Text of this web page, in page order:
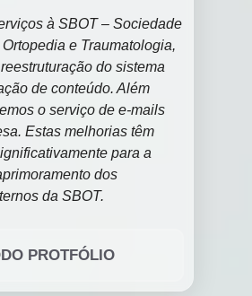
à SBOT – Sociedade
e Traumatologia,
do sistema
de conteúdo. Além
o serviço de e-mails
Estas melhorias têm
para a
dos
da SBOT.
PROTFÓLIO